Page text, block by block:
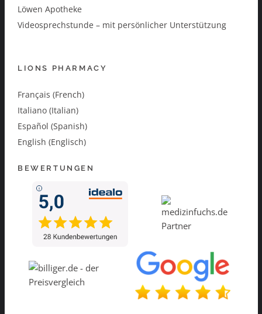
Löwen Apotheke
Videosprechstunde – mit persönlicher Unterstützung
LIONS PHARMACY
Français (French)
Italiano (Italian)
Español (Spanish)
English (Englisch)
BEWERTUNGEN